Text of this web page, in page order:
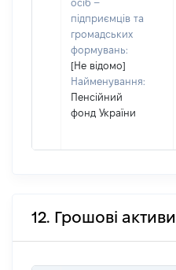
осіб –
підприємців та
громадських
формувань:
[Не відомо]
Найменування:
Пенсійний
фонд України
12. Грошові активи